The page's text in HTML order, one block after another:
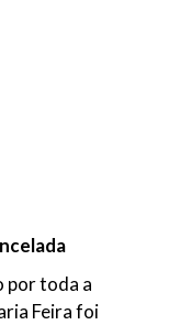
por toda a
Feira foi